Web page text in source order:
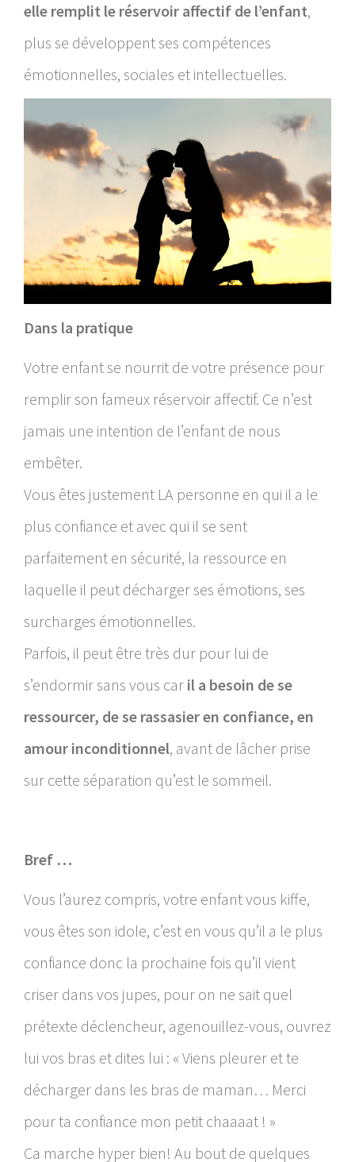
elle remplit le réservoir affectif de l’enfant,
plus se développent ses compétences
émotionnelles, sociales et intellectuelles.
Dans la pratique
Votre enfant se nourrit de votre présence pour
remplir son fameux réservoir affectif. Ce n’est
jamais une intention de l’enfant de nous
embêter.
Vous êtes justement LA personne en qui il a le
plus confiance et avec qui il se sent
parfaitement en sécurité, la ressource en
laquelle il peut décharger ses émotions, ses
surcharges émotionnelles.
Parfois, il peut être très dur pour lui de
s’endormir sans vous car il a besoin de se
ressourcer, de se rassasier en confiance, en
amour inconditionnel, avant de lâcher prise
sur cette séparation qu’est le sommeil.
Bref …
Vous l’aurez compris, votre enfant vous kiffe,
vous êtes son idole, c’est en vous qu’il a le plus
confiance donc la prochaine fois qu’il vient
criser dans vos jupes, pour on ne sait quel
prétexte déclencheur, agenouillez-vous, ouvrez
lui vos bras et dites lui : « Viens pleurer et te
décharger dans les bras de maman… Merci
pour ta confiance mon petit chaaaat ! »
Ca marche hyper bien! Au bout de quelques